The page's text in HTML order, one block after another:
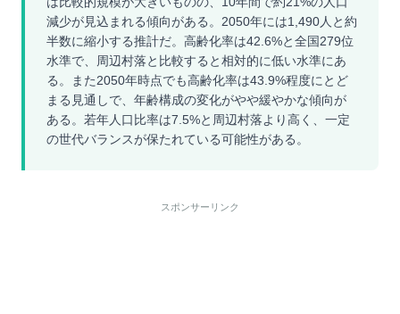
減少が見込まれる傾向がある。2050年には1,490人と約
半数に縮小する推計だ。高齢化率は42.6%と全国279位
水準で、周辺村落と比較すると相対的に低い水準にあ
る。また2050年時点でも高齢化率は43.9%程度にとど
まる見通しで、年齢構成の変化がやや緩やかな傾向が
ある。若年人口比率は7.5%と周辺村落より高く、一定
の世代バランスが保たれている可能性がある。
スポンサーリンク